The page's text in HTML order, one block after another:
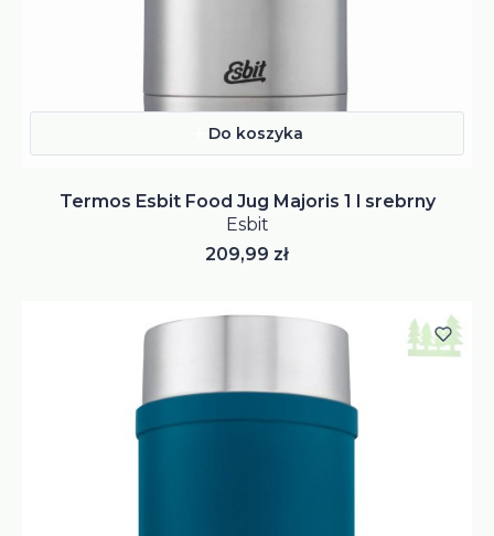
Do koszyka
Termos Esbit Food Jug Majoris 1 l srebrny
Esbit
Cena
209,99 zł